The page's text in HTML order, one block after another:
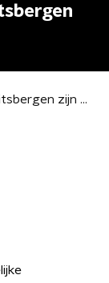
'Wetenschappers op Spitsbergen zijn coole gasten'